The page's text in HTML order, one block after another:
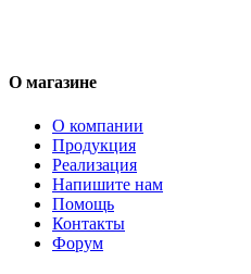
О магазине
О компании
Продукция
Реализация
Напишите нам
Помощь
Контакты
Форум